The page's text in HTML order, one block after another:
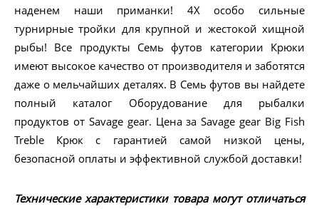
наденем наши приманки! 4X особо сильные
турнирные тройки для крупной и жестокой хищной
рыбы! Все продукты Семь футов категории Крюки
имеют высокое качество от производителя и заботятся
даже о мельчайших деталях. В Семь футов вы найдете
полный каталог Оборудование для рыбалки
продуктов от Savage gear. Цена за Savage gear Big Fish
Treble Крюк с гарантией самой низкой цены,
безопасной оплаты и эффективной службой доставки!
Технические характеристики товара могут отличаться